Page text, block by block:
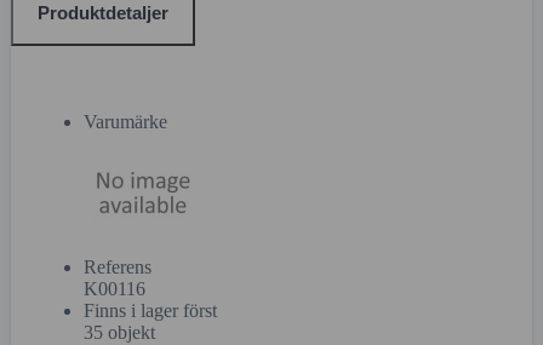
Produktdetaljer
Varumärke
Referens
K00116
Finns i lager först
35 objekt